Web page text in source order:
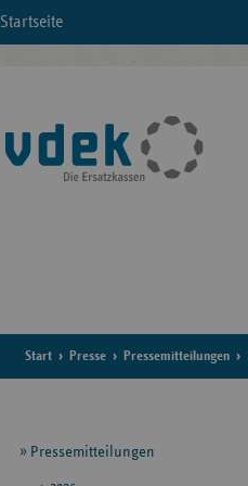
Startseite
Start Presse Pressemitteilungen
Seitennavigation
Pressemitteilungen